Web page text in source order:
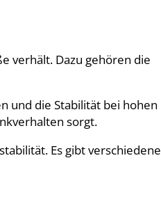
verhält. Dazu gehören die
und die Stabilität bei hohen
sorgt.
Es gibt verschiedene